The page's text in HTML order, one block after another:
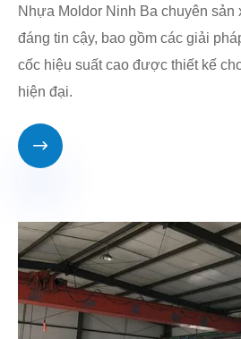
Nhựa Moldor Ninh Ba chuyên sản
đáng tin cậy, bao gồm các giải
cốc hiệu suất cao được thiết kế
hiện đại.
